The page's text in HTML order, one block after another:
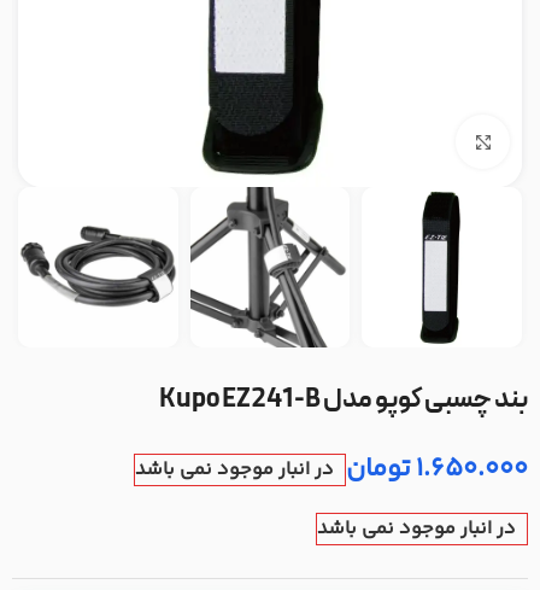
بند چسبی کوپو مدل Kupo EZ241-B
1.650.000تومان در انبار موجود نمی باشد
در انبار موجود نمی باشد